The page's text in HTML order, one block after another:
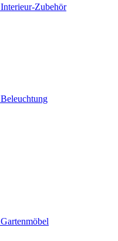
Interieur-Zubehör
Beleuchtung
Gartenmöbel